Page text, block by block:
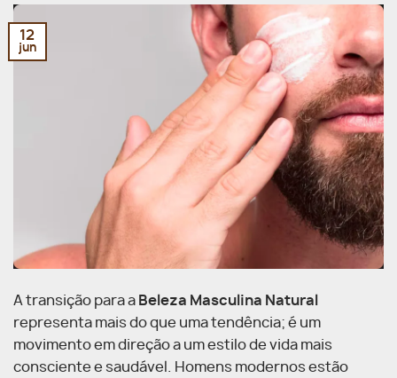
12
jun
A transição para a Beleza Masculina Natural
representa mais do que uma tendência; é um
movimento em direção a um estilo de vida mais
consciente e saudável. Homens modernos estão